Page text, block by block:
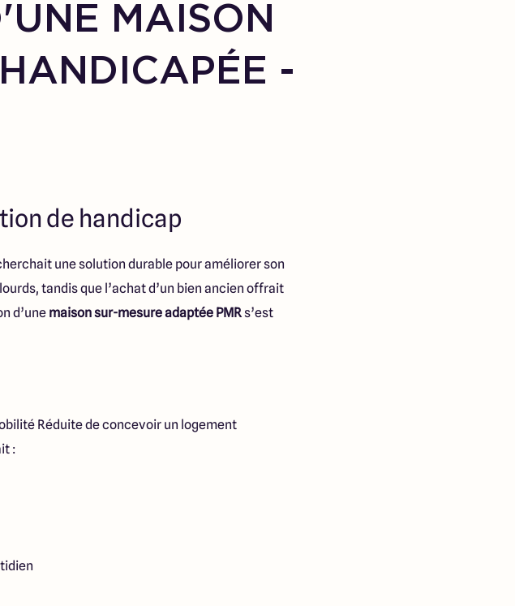
MAISON
-
de handicap
une solution durable pour améliorer son
tandis que l’achat d’un bien ancien offrait
d’une maison sur-mesure adaptée PMRs’est
Réduite de concevoir un logement
: